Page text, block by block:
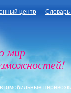
центр
мир